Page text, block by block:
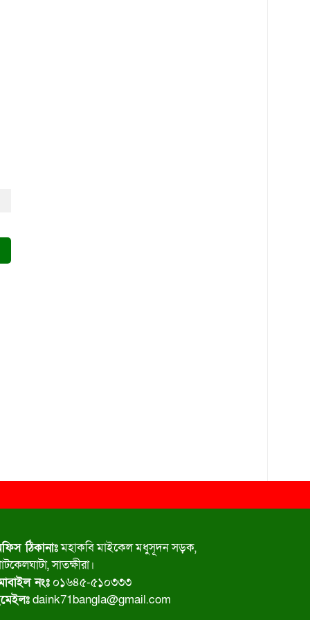
ঠিকানাঃমহাকবি মাইকেল মধুসূদন সড়ক,
সাতক্ষীরা।
নংঃ ০১৬৪৫-৫১০৩৩৩
daink71bangla@gmail.com